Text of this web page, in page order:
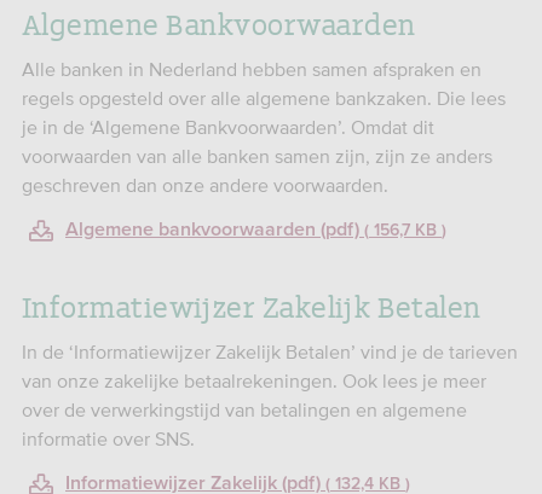
Algemene Bankvoorwaarden
Alle banken in Nederland hebben samen afspraken en
regels opgesteld over alle algemene bankzaken. Die lees
je in de ‘Algemene Bankvoorwaarden’. Omdat dit
voorwaarden van alle banken samen zijn, zijn ze anders
geschreven dan onze andere voorwaarden.
Algemene bankvoorwaarden (pdf) 156,7 KB
Informatiewijzer Zakelijk Betalen
In de ‘Informatiewijzer Zakelijk Betalen’ vind je de tarieven
van onze zakelijke betaalrekeningen. Ook lees je meer
over de verwerkingstijd van betalingen en algemene
informatie over SNS.
Informatiewijzer Zakelijk (pdf) 132,4 KB